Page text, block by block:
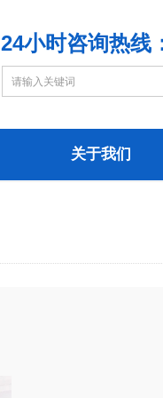
关于我们
24小时咨询热线